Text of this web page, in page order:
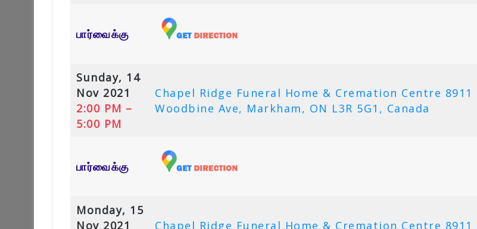
பார்வைக்கு
Sunday, 14
Nov 2021
2:00 PM –
5:00 PM
Chapel Ridge Funeral Home & Cremation Centre 8911
Woodbine Ave, Markham, ON L3R 5G1, Canada
பார்வைக்கு
Monday, 15
Nov 2021
Chapel Ridge Funeral Home & Cremation Centre 8911